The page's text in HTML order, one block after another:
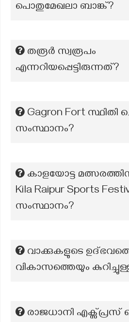
പൊതുമേഖലാ ബാങ്ക്?
തരൂർ സ്വരൂപം
എന്നറിയപ്പെട്ടിരുന്നത്?
Gagron Fort സ്ഥിതി
സംസ്ഥാനം?
കാളയോട്ട
Kila Raipur Sports
സംസ്ഥാനം?
വാക്കുകളുടെ
വികാസത്തെയും
രാജധാനി എക്സ്പ്രസ്